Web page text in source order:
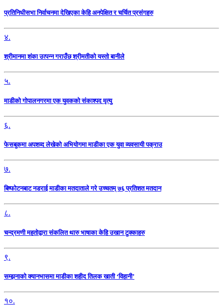
प्रतिनिधीसभा निर्वाचनमा देखिएका केहि अनपेक्षित र चर्चित प्रसंगहरु
४.
श्रीमानमा शंका उत्पन्न गराउँछ श्रीमतीको यस्तो बानीले
५.
माडीको गोपालनगरमा एक युवकको संकाश्पद मृत्यु
६.
फेसबुकमा अपशव्द लेखेको अभियोगमा माडीका एक युवा व्यवसायी पक्राउ
७.
बिष्फोटनबाट नडराई माडीका मतदाताले गरे उच्चतम् ७६ प्रतिशत मतदान
८.
चन्द्रमणी महतोद्वारा संकलित थारु भाषाका केहि उखान टुक्काहरु
९.
सम्झनाको क्यानभासमा माडीका शहीद तिलक खाती ‘विहानी’
१०.